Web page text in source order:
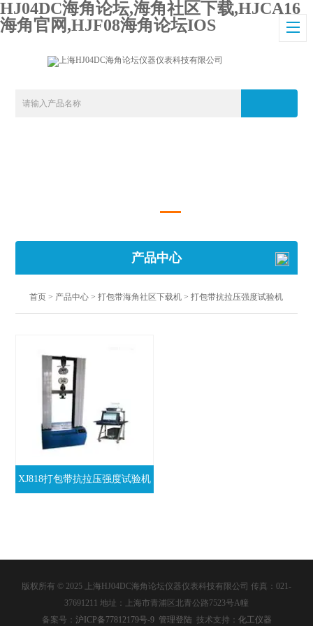
HJ04DC海角论坛,海角社区下载,HJCA16
海角官网,HJF08海角论坛IOS
产品中心
首页 > 产品中心 >打包带海角社区下载机 >打包带抗拉压强度试验机
XJ818打包带抗拉压强度试验机
版权所有 © 2025 上海HJ04DC海角论坛仪器仪表科技有限公司 传真：021-
37691211 地址：上海市青浦区北青公路7523号A幢
备案号： 沪ICP备77812179号-9 管理登陆 技术支持： 化工仪器